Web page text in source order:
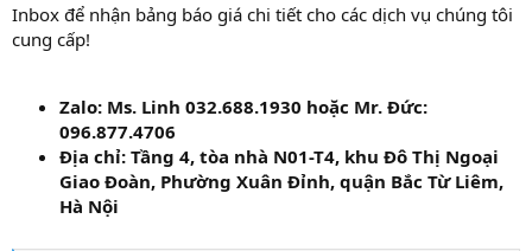
Inbox để nhận bảng báo giá chi tiết cho các dịch vụ chúng tôi
cung cấp!
Zalo: Ms. Linh 032.688.1930 hoặc Mr. Đức:
096.877.4706
Địa chỉ: Tầng 4, tòa nhà N01-T4, khu Đô Thị Ngoại
Giao Đoàn, Phường Xuân Đỉnh, quận Bắc Từ Liêm,
Hà Nội